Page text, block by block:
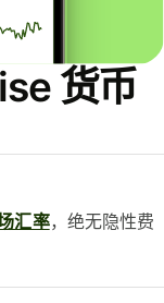
货币
汇率，绝无隐性费